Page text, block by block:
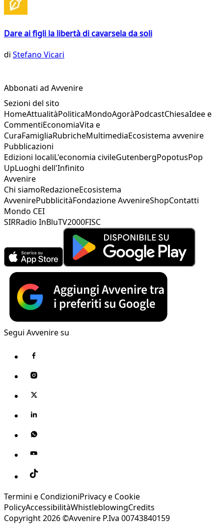
Dare ai figli la libertà di cavarsela da soli
di Stefano Vicari
Abbonati ad Avvenire
Sezioni del sito
HomeAttualitàPoliticaMondoAgoràPodcastChiesaIdee e
CommentiEconomiaVita e
CuraFamigliaRubricheMultimediaEcosistema avvenire
Pubblicazioni
Edizioni localiL'economia civileGutenbergPopotusPop
UpLuoghi dell'Infinito
Avvenire
Chi siamoRedazioneEcosistema
AvvenirePubblicitàFondazione AvvenireShopContatti
Mondo CEI
SIRRadio InBluTV2000FISC
Segui Avvenire su
Termini e CondizioniPrivacy e Cookie
PolicyAccessibilitàWhistleblowingCredits
Copyright 2026 ©Avvenire P.Iva 00743840159